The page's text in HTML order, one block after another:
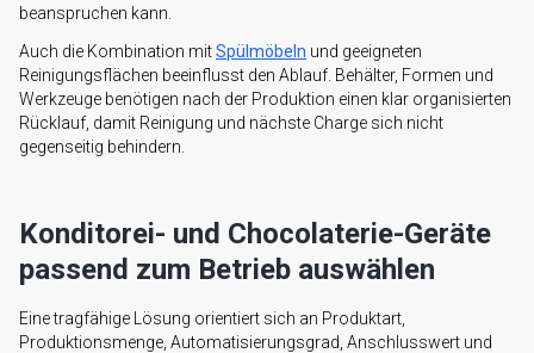
beanspruchen kann.
Auch die Kombination mitSpülmöbeln und geeigneten
Reinigungsflächen beeinflusst den Ablauf. Behälter, Formen und
Werkzeuge benötigen nach der Produktion einen klar organisierten
Rücklauf, damit Reinigung und nächste Charge sich nicht
gegenseitig behindern.
Konditorei- und Chocolaterie-Geräte
passend zum Betrieb auswählen
Eine tragfähige Lösung orientiert sich an Produktart,
Produktionsmenge, Automatisierungsgrad, Anschlusswert und